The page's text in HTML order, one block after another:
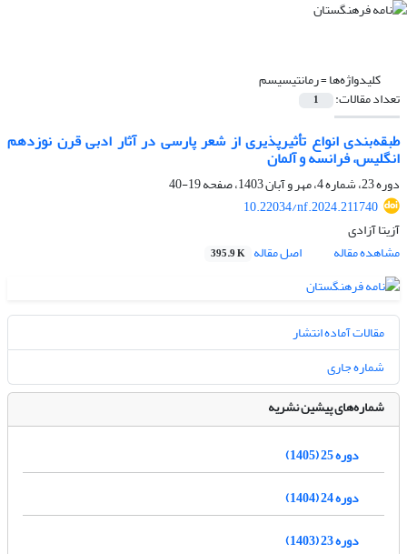
کلیدواژه‌ها =رمانتیسیسم
تعداد مقالات: 1
طبقه‌‌‌بندی انواع تأثیرپذیری از شعر پارسی در آثار ادبی قرن نوزدهم
انگلیس، فرانسه و آلمان
دوره 23، شماره 4، مهر و آبان 1403، صفحه
19-40
10.22034/nf.2024.211740
آزیتا آزادی
مشاهده مقاله
اصل مقاله 395.9 K
مقالات آماده انتشار
شماره جاری
شماره‌های پیشین نشریه
دوره 25 (1405)
دوره 24 (1404)
دوره 23 (1403)